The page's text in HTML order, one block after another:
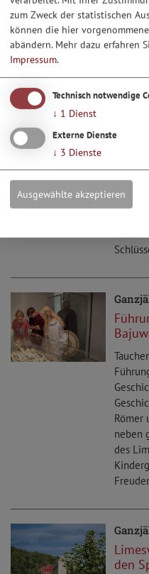
1 2 3 4
Buchbare
auf
Römer
neben
des
den
zum Zweck der statistischen
können die hier
abändern. Mehr dazu erfahren
Impressum.
Technisch notwendige
↓ 1 Dienst
Externe Dienste
↓ 3 Dienste
Ausgewählte akzeptieren